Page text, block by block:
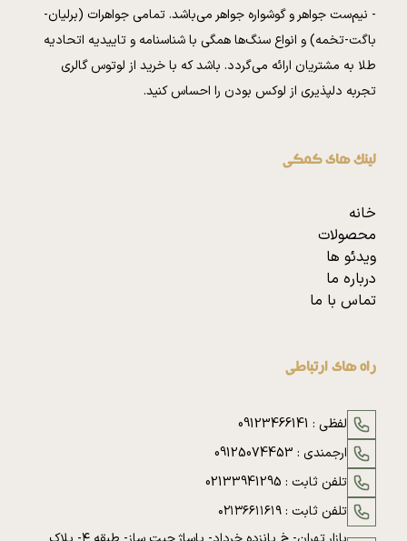
- نیم‌ست جواهر و گوشواره جواهر می‌باشد. تمامی جواهرات (برلیان-
باگت-تخمه) و انواع سنگ‌ها همگی با شناسنامه و تاییدیه اتحادیه
طلا به مشتریان ارائه می‌گردد. باشد که با خرید از لوتوس گالری
تجربه دلپذیری از لوکس بودن را احساس کنید.
لینک های کمکی
خانه
محصولات
ویدئو ها
درباره ما
تماس با ما
راه های ارتباطی
لفظی : 09123466141
ارجمندی : 09125074453
تلفن ثابت : 02133941295
تلفن ثابت :۰۲۱۳۶۶۱۱۶۱۹